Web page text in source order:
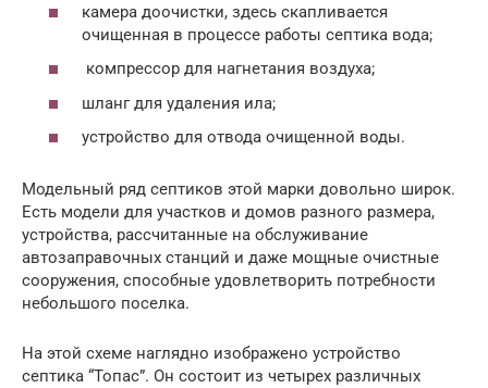
камера доочистки, здесь скапливается
очищенная в процессе работы септика вода;
компрессор для нагнетания воздуха;
шланг для удаления ила;
устройство для отвода очищенной воды.
Модельный ряд септиков этой марки довольно широк.
Есть модели для участков и домов разного размера,
устройства, рассчитанные на обслуживание
автозаправочных станций и даже мощные очистные
сооружения, способные удовлетворить потребности
небольшого поселка.
На этой схеме наглядно изображено устройство
септика “Топас”. Он состоит из четырех различных